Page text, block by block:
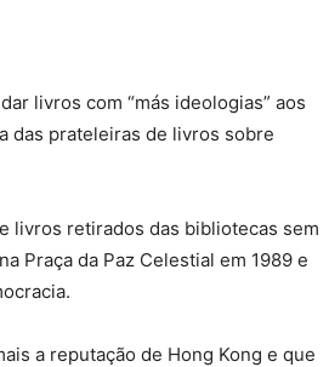
livros com “más ideologias” aos
das prateleiras de livros sobre
livros retirados das bibliotecas sem
Praça da Paz Celestial em 1989 e
a reputação de Hong Kong e que